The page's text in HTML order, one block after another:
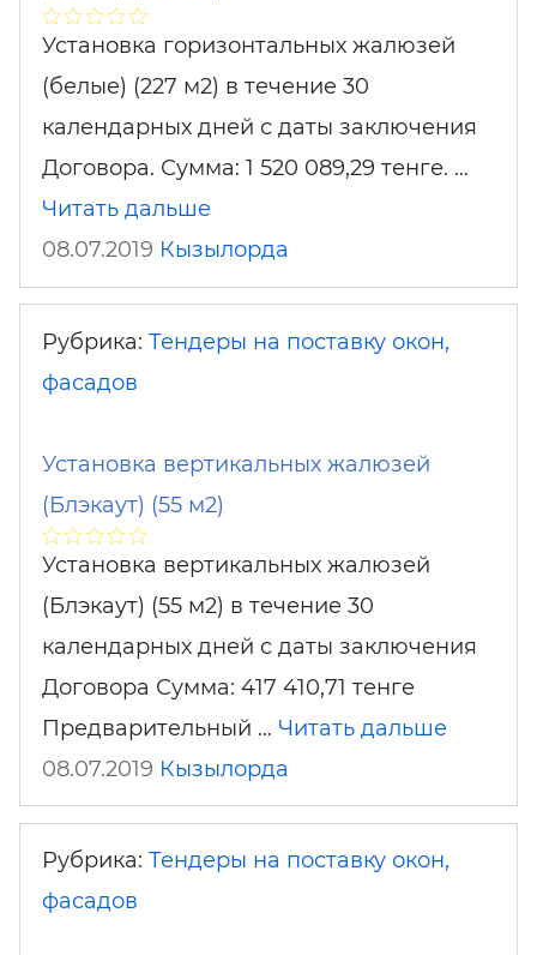
Установка горизонтальных жалюзей
(белые) (227 м2) в течение 30
календарных дней с даты заключения
Договора. Сумма: 1 520 089,29 тенге. …
Читать дальше
08.07.2019 Кызылорда
Рубрика: Тендеры на поставку окон,
фасадов
Установка вертикальных жалюзей
(Блэкаут) (55 м2)
Установка вертикальных жалюзей
(Блэкаут) (55 м2) в течение 30
календарных дней с даты заключения
Договора Сумма: 417 410,71 тенге
Предварительный … Читать дальше
08.07.2019 Кызылорда
Рубрика: Тендеры на поставку окон,
фасадов